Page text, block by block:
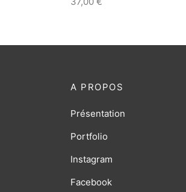
A PROPOS
Présentation
Portfolio
Instagram
Facebook